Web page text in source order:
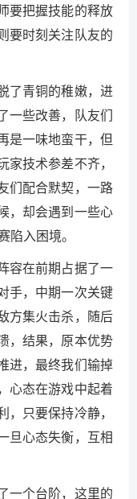
要把握技能的释放
要时刻关注队友的
了青铜的稚嫩，进
一些改善，队友们
是一味地蛮干，但
技术参差不齐，
们配合默契，一路
，却会遇到一些心
陷入困境。
容在前期占据了一
手，中期一次关键
方集火击杀，随后
，结果，原本优势
进，最终我们输掉
心态在游戏中起着
只要保持冷静，
旦心态失衡，互相
一个台阶，这里的